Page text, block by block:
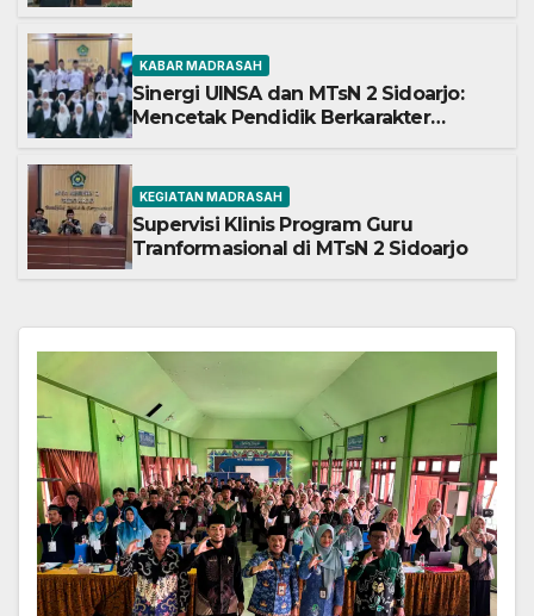
KABAR MADRASAH
Sinergi UINSA dan MTsN 2 Sidoarjo:
Mencetak Pendidik Berkarakter
KEGIATAN MADRASAH
Supervisi Klinis Program Guru
Tranformasional di MTsN 2 Sidoarjo